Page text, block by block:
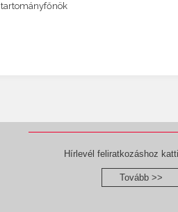
tartományfőnök
Hírlevél feliratkozáshoz
Tovább >>